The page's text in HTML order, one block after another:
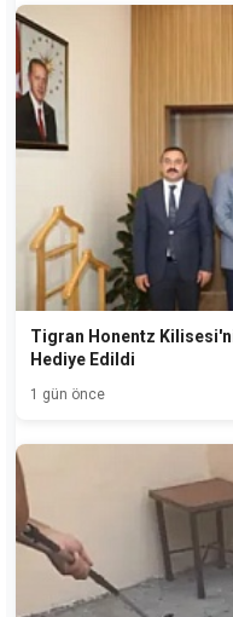
Tigran Honentz
Hediye Edildi
1 gün önce